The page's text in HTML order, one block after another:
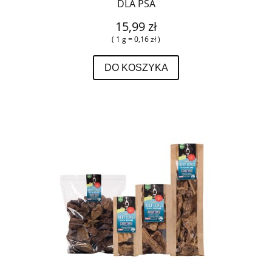
DLA PSA
15,99 zł
( 1 g = 0,16 zł )
DO KOSZYKA